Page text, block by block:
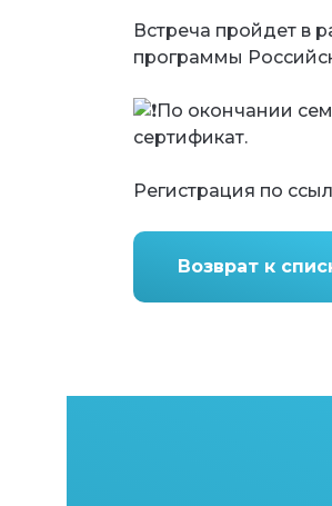
Встреча пройдет в
программы
По окончании
сертификат.
Регистрация по
Возврат к